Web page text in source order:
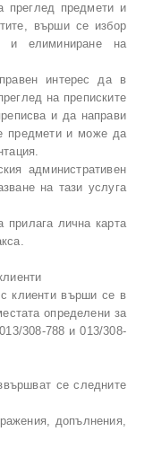
преглед предмети и
върши се избор
и елиминиране на
интерес да в
на преписките
и да направи
предмети и може да
административен
на тази услуга
прилага лична карта
клиенти върши се в
определени за
308-788 и 013/308-
се следните
допълнения,